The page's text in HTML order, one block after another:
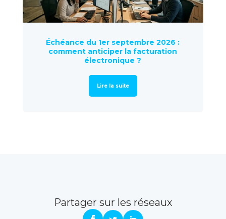
Échéance du 1er septembre 2026 :
comment anticiper la facturation
électronique ?
Lire la suite
Partager sur les réseaux